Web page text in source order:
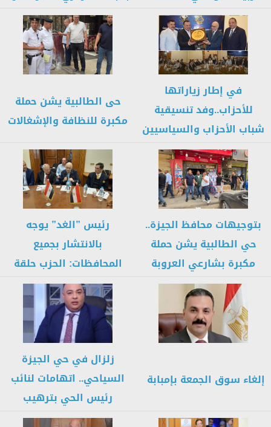
للقانون والتلوث...
على...
في إطار زياراتها
للأحزاب..وفد تنسيقية
شباب الأحزاب والسياسيين
يناقش مع قيادات
وأعضاء...
حى الطالبية يشن حملة
مكبرة للنظافة والإشغالات
بتوجيهات محافظ الجيزة..
حي الطالبية يشن حملة
مكبرة بشارعي العروبة
وعثمان محرم
رئيس ”الغد” يوجه
بالانتشار بجميع
المحافظات: الحزب حلقة
الوصل الرسمية لتلبية
مطالب...
إلغاء سوق الجمعة بإمبابة
زلزال في حي الجيزة
السياحي.. اتهامات لنائب
رئيس الحي بترهيب
الموظفين